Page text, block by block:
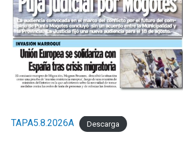
TAPA5.8.2026A Descarga